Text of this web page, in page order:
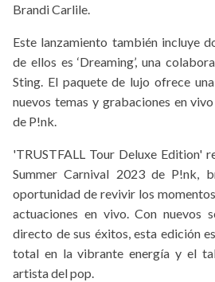
Brandi Carlile.
Este lanzamiento también incluye
de ellos es ‘Dreaming’, una
Sting. El paquete de lujo ofrece
nuevos temas y grabaciones en
de P!nk.
'TRUSTFALL Tour Deluxe Edition'
Summer Carnival 2023 de P!nk,
oportunidad de revivir los
actuaciones en vivo. Con nuevos
directo de sus éxitos, esta edición
total en la vibrante energía y el
artista del pop.